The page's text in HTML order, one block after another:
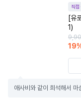
직
[유
1)
19
애사비와 같이 희석해서 마